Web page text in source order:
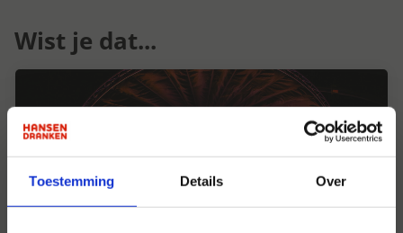
Toestemming Details Over
Wist je dat...